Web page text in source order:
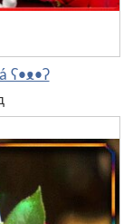
ʕ•ᴥ•ʔ